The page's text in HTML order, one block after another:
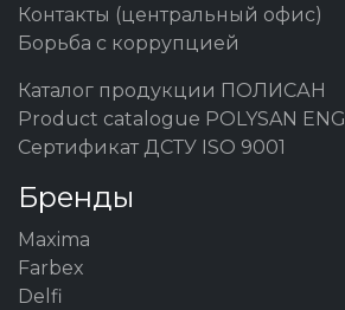
Контакты (центральный офис)
Борьба с коррупцией
Каталог продукции ПОЛИСАН
Product catalogue POLYSAN ENG
Сертификат ДСТУ ISO 9001
Бренды
Maxima
Farbex
Delfi